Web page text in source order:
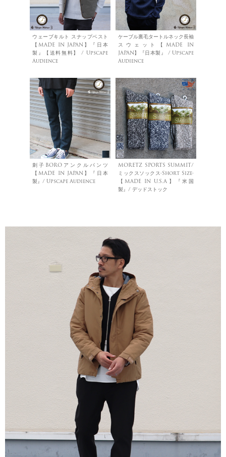
ウェーブキルト スナップベスト
【MADE IN JAPAN】『日本
製』【送料無料】 / Upscape
Audience
ケーブル裏毛タートルネック長袖
スウェット【MADE IN
JAPAN】『日本製』 / Upscape
Audience
刺子BOROアンクルパンツ
【MADE IN JAPAN】『日本
製』/ Upscape Audience
MORETZ SPORTS SUMMIT/
ミックスソックス-Short Size-
【MADE IN U.S.A】『米国
製』/ デッドストック